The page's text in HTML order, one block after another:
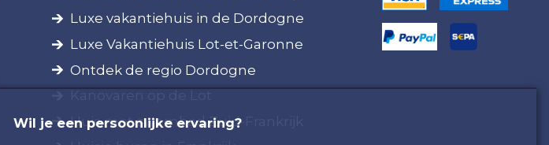
Luxe vakantiehuis in de Dordogne
Luxe Vakantiehuis Lot-et-Garonne
Ontdek de regio Dordogne
Huis met zwembad Zuid-Frankrijk
Wil je een persoonlijke ervaring?